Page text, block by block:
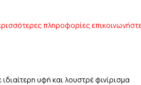
πληροφορίες
υφή και λουστρέ φινίρισμα